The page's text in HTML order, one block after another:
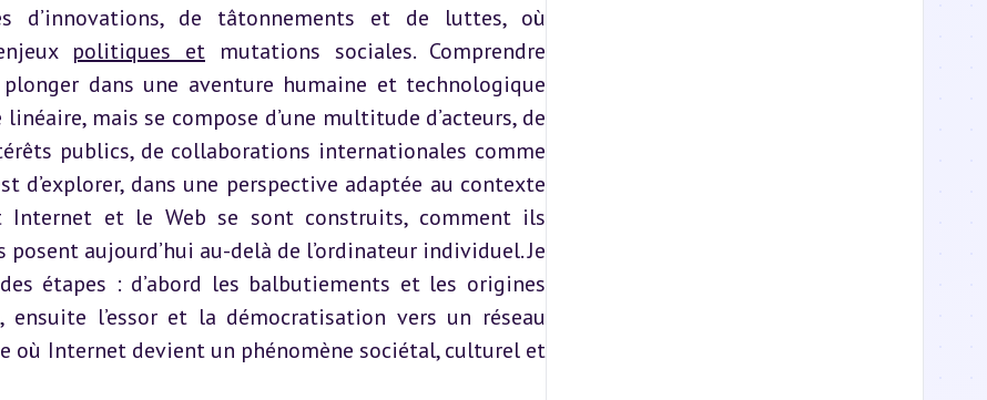
d’innovations, de tâtonnements et de luttes, où
politiques et mutations sociales. Comprendre
plonger dans une aventure humaine et technologique
mais se compose d’une multitude d’acteurs, de
publics, de collaborations internationales comme
d’explorer, dans une perspective adaptée au contexte
Internet et le Web se sont construits, comment ils
aujourd’hui au-delà de l’ordinateur individuel. Je
étapes : d’abord les balbutiements et les origines
l’essor et la démocratisation vers un réseau
où Internet devient un phénomène sociétal, culturel et